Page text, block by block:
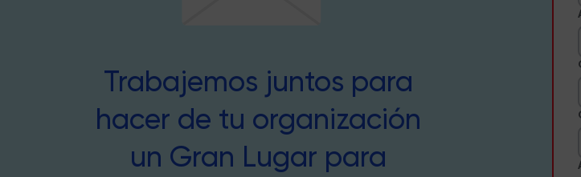
Trabajemos juntos para
hacer de tu organización
un Gran Lugar para